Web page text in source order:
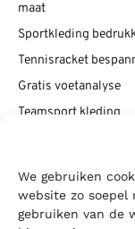
We gebruiken
website zo soepel
gebruiken van de
maat
Sportkleding
Tennisracket
Gratis voetanalyse
Teamsport kleding
Vacatures
Blogs